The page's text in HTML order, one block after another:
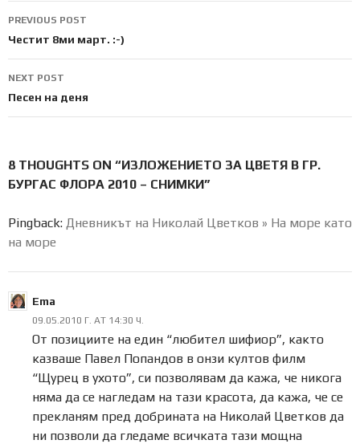
Post
navigation
PREVIOUS POST
Честит 8ми март. :-)
NEXT POST
Песен на деня
8 THOUGHTS ON “ИЗЛОЖЕНИЕТО ЗА ЦВЕТЯ В ГР.
БУРГАС ФЛОРА 2010 – СНИМКИ”
Pingback: Дневникът на Николай Цветков » На море като
на море
Ema
09.05.2010 Г. AT 14:30 Ч.
От позициите на един “любител шифиор”, както
казваше Павел Попандов в онзи култов филм
“Щурец в ухото”, си позволявам да кажа, че никога
няма да се нагледам на тази красота, да кажа, че се
прекланям пред добрината на Николай Цветков да
ни позволи да гледаме всичката тази мощна